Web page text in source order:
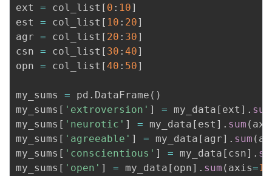
ext = col_list [ 0 : 10]
est = col_list [ 10 : 20]
agr = col_list [ 20 : 30]
csn = col_list [ 30 : 40]
opn = col_list [40 : 50]
my_sums = pd . DataFrame ( )
my_sums [ 'extroversion' ] = my_data [ ext ] . sum
my_sums [ 'neurotic' ] = my_data [ est ] . sum (
my_sums [ 'agreeable' ] = my_data [ agr] . sum (
my_sums [ 'conscientious' ] = my_data [ csn] .
my_sums [ 'open' ] = my_data [ opn] . sum ( axis=1